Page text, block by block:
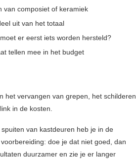
van composiet of keramiek
uit van het totaal
er eerst iets worden hersteld?
tellen mee in het budget
het vervangen van grepen, het schilderen
in de kosten.
van kastdeuren heb je in de
doe je dat niet goed, dan
duurzamer en zie je er langer